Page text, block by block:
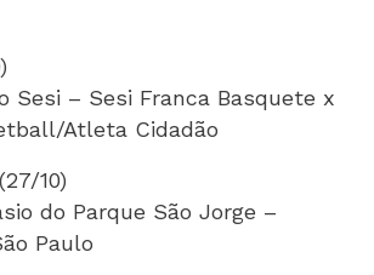
Sesi – Sesi Franca Basquete x
Atleta Cidadão
10)
do Parque São Jorge –
Paulo